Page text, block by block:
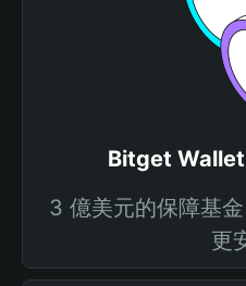
Bitget Wallet
3 億美元的保障基
更